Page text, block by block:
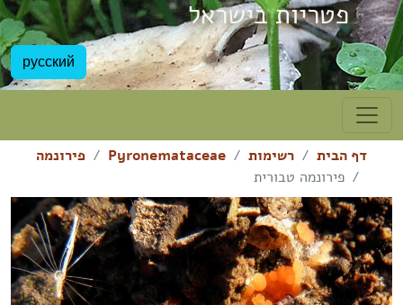
פטריות בישראל
русский
דף הבית רשימות Pyronemataceae
פירונמה
פירונמה טבורית